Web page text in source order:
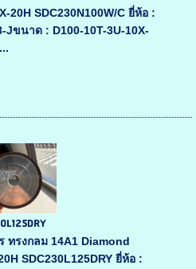
20H SDC230N100W/C ยี่ห้อ :
Jขนาด : D100-10T-3U-10X-
ทรงกลม 14A1 Diamond
SDC230L125DRY ยี่ห้อ :